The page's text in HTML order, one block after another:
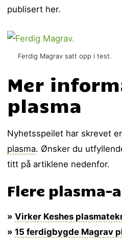
publisert her.
Ferdig Magrav satt opp i test.
Mer
plasma
Nyhetsspeilet har skrevet
plasma. Ønsker du
titt på artiklene nedenfor.
Flere
»Virker Keshes
»15 ferdigbygde Magrav